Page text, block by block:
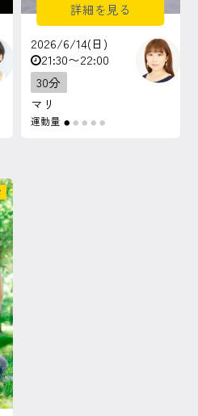
詳細を見る
2026/6/14(日)
21:30〜22:00
30分
マリ
運動量 ● ● ● ● ●